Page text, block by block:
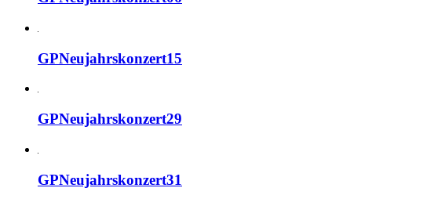
GPNeujahrskonzert15
GPNeujahrskonzert29
GPNeujahrskonzert31